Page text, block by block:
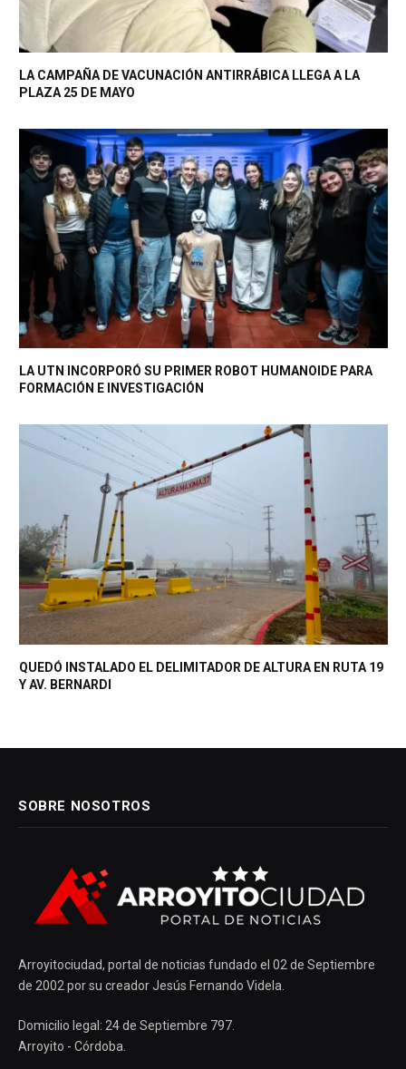
LA CAMPAÑA DE VACUNACIÓN ANTIRRÁBICA LLEGA A LA
PLAZA 25 DE MAYO
LA UTN INCORPORÓ SU PRIMER ROBOT HUMANOIDE PARA
FORMACIÓN E INVESTIGACIÓN
QUEDÓ INSTALADO EL DELIMITADOR DE ALTURA EN RUTA 19
Y AV. BERNARDI
SOBRE NOSOTROS
Arroyitociudad, portal de noticias fundado el 02 de Septiembre
de 2002 por su creador Jesús Fernando Videla.
Domicilio legal: 24 de Septiembre 797.
Arroyito - Córdoba.